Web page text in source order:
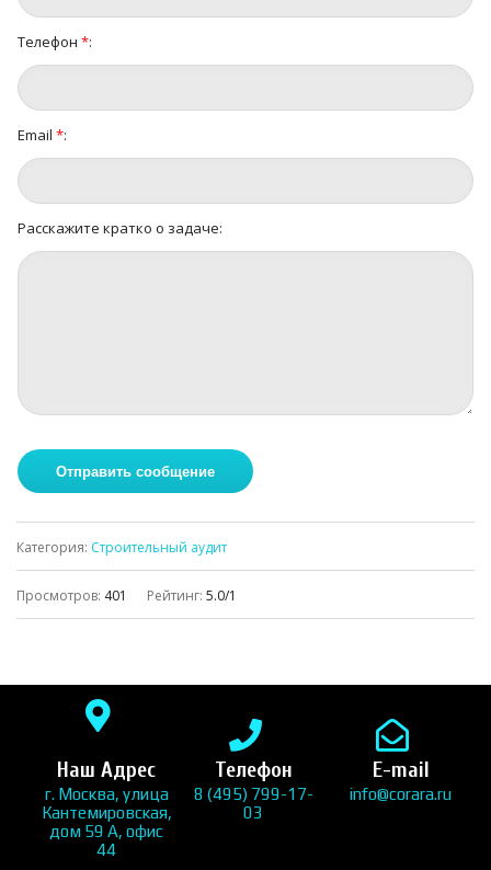
Телефон *:
Email *:
Расскажите кратко о задаче:
Категория: Строительный аудит
Просмотров: 401 Рейтинг: 5.0/1
Наш Адрес
г. Москва, улица
Кантемировская,
дом 59 А, офис
44
Телефон
8 (495) 799-17-
03
E-mail
info@corara.ru